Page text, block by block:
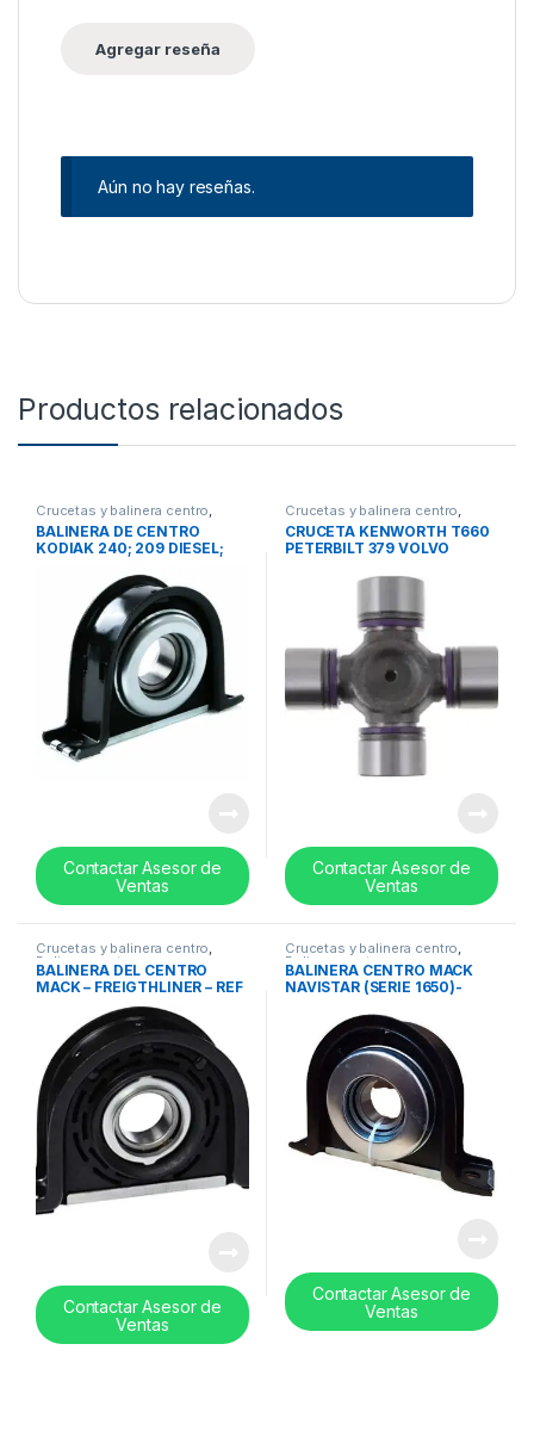
Aún no hay reseñas.
Productos relacionados
Crucetas y balinera centro
Balinera centro
BALINERA DE CENTRO
KODIAK 240; 209 DIESEL;
Contactar Asesor de
Ventas
Crucetas y balinera centro
Cruceta
CRUCETA KENWORTH T660
PETERBILT 379 VOLVO
Contactar Asesor de
Ventas
Crucetas y balinera centro,
Balinera centro
BALINERA DEL CENTRO
MACK – FREIGTHLINER – REF
Contactar Asesor de
Ventas
Crucetas y balinera centro,
Balinera centro
BALINERA CENTRO MACK
NAVISTAR (SERIE 1650)-
Contactar Asesor de
Ventas